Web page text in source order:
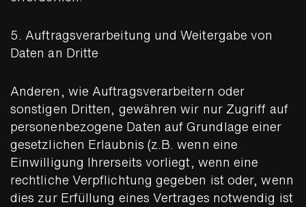
5. Auftragsverarbeitung und Weitergabe von
Daten an Dritte
Anderen, wie Auftragsverarbeitern oder
sonstigen Dritten, gewähren wir nur Zugriff auf
personenbezogene Daten auf Grundlage einer
gesetzlichen Erlaubnis (z.B. wenn eine
Einwilligung Ihrerseits vorliegt, wenn eine
rechtliche Verpflichtung gegeben ist oder, wenn
dies zur Erfüllung eines Vertrages notwendig ist